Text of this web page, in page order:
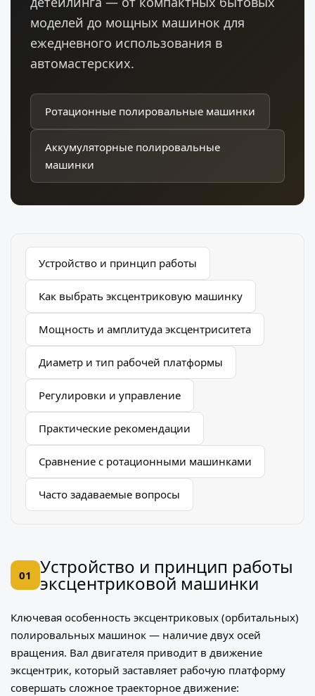
моделей до мощных машинок для
ежедневного использования в
автомастерских.
Ротационные полировальные машинки
Аккумуляторные полировальные
машинки
Устройство и принцип работы
Как выбрать эксцентриковую машинку
Мощность и амплитуда эксцентриситета
Диаметр и тип рабочей платформы
Регулировки и управление
Практические рекомендации
Сравнение с ротационными машинками
Часто задаваемые вопросы
01 Устройство и принцип работы
эксцентриковой машинки
Ключевая особенность эксцентриковых (орбитальных)
полировальных машинок — наличие двух осей
вращения. Вал двигателя приводит в движение
эксцентрик, который заставляет рабочую платформу
совершать сложное траекторное движение: